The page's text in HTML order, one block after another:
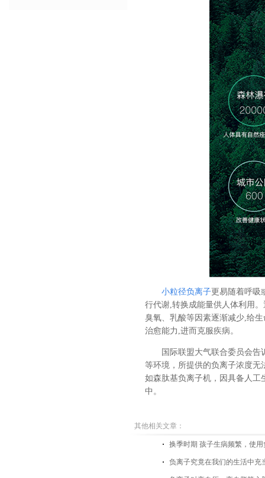
小粒径负离子更易随着呼吸
行代谢,转换成能量供人体利用
臭氧、乳酸等因素逐渐减少,给
治愈能力,进而克服疾病。
国际联盟大气联合委员会
等环境，所提供的负离子浓度无
如森肽基负离子机，因具备人工
中。
其他相关文章：
换季时期 孩子生病频繁，使
负离子究竟在我们的生活中充